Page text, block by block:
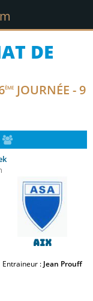
DE
ÈME JOURNÉE - 9
Aix
Entraineur : Jean Prouff